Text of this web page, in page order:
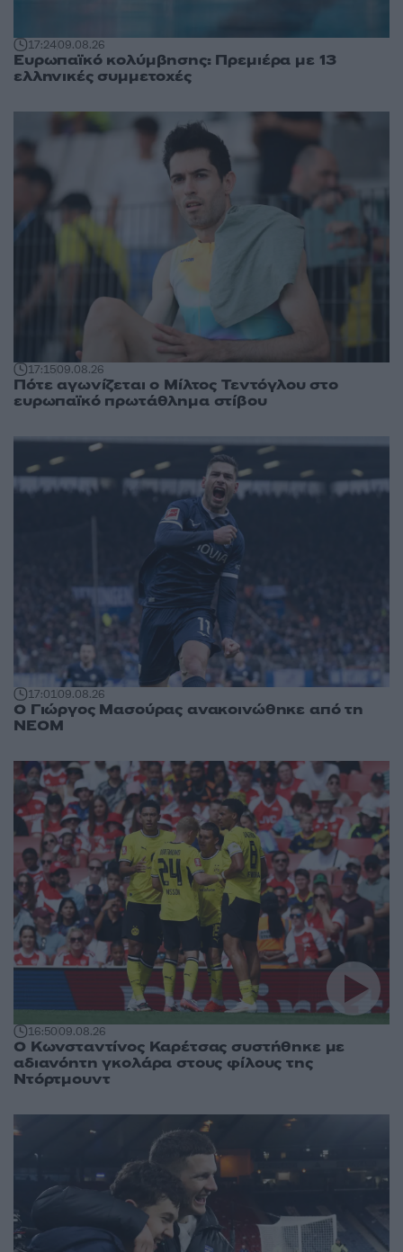
17:2409.08.26
Ευρωπαϊκό κολύμβησης: Πρεμιέρα με 13
ελληνικές συμμετοχές
17:1509.08.26
Πότε αγωνίζεται ο Μίλτος Τεντόγλου στο
ευρωπαϊκό πρωτάθλημα στίβου
17:0109.08.26
Ο Γιώργος Μασούρας ανακοινώθηκε από τη
ΝΕΟΜ
16:5009.08.26
Ο Κωνσταντίνος Καρέτσας συστήθηκε με
αδιανόητη γκολάρα στους φίλους της
Ντόρτμουντ